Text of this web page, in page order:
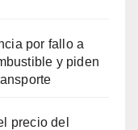
por fallo a
y piden
precio del